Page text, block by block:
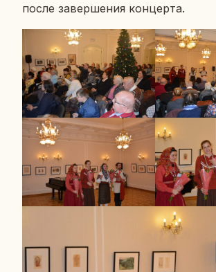
после за­вер­ше­ния кон­цер­та.